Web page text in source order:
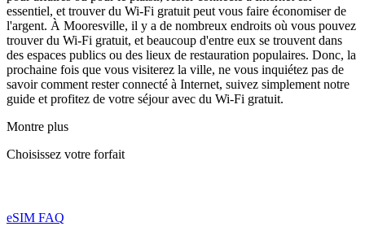
essentiel, et trouver du Wi-Fi gratuit peut vous faire économiser de
l'argent. À Mooresville, il y a de nombreux endroits où vous pouvez
trouver du Wi-Fi gratuit, et beaucoup d'entre eux se trouvent dans
des espaces publics ou des lieux de restauration populaires. Donc, la
prochaine fois que vous visiterez la ville, ne vous inquiétez pas de
savoir comment rester connecté à Internet, suivez simplement notre
guide et profitez de votre séjour avec du Wi-Fi gratuit.
Montre plus
Choisissez votre forfait
eSIM FAQ